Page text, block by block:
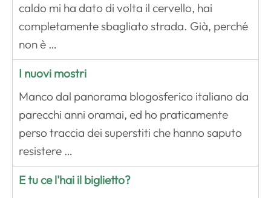
caldo mi ha dato di volta il cervello, hai
completamente sbagliato strada. Già, perché
non è …
I nuovi mostri
Manco dal panorama blogosferico italiano da
parecchi anni oramai, ed ho praticamente
perso traccia dei superstiti che hanno saputo
resistere …
E tu ce l'hai il biglietto?